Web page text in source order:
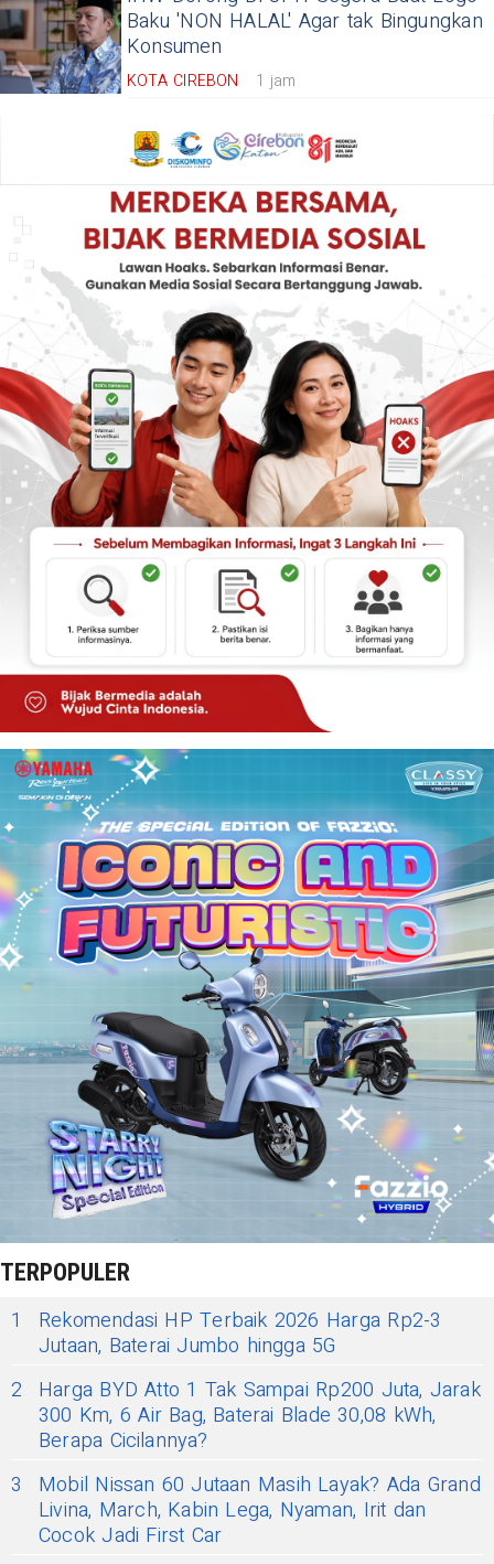
Baku 'NON HALAL' Agar tak Bingungkan
Konsumen
KOTA CIREBON 1 jam
TERPOPULER
1
Rekomendasi HP Terbaik 2026 Harga Rp2-3
Jutaan, Baterai Jumbo hingga 5G
2
Harga BYD Atto 1 Tak Sampai Rp200 Juta, Jarak
300 Km, 6 Air Bag, Baterai Blade 30,08 kWh,
Berapa Cicilannya?
3
Mobil Nissan 60 Jutaan Masih Layak? Ada Grand
Livina, March, Kabin Lega, Nyaman, Irit dan
Cocok Jadi First Car